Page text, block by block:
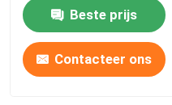
Beste prijs
Contacteer ons